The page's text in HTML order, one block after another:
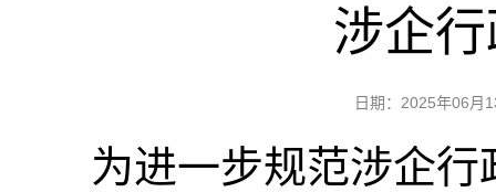
涉企
日期：2025年06
为进一步规范涉企